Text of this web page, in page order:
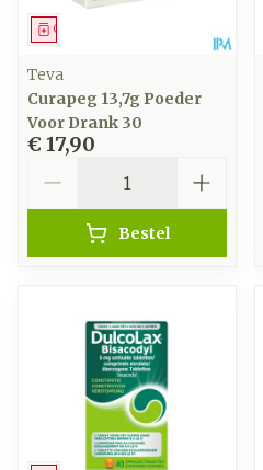
Geneesmiddel
Teva
Curapeg 13,7g Poeder
Voor Drank 30
€ 17,90
Bestel